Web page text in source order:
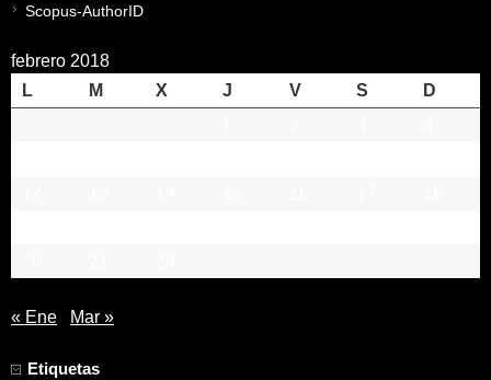
Scopus-AuthorID
febrero 2018
L
M X J V S
D
« Ene Mar »
Etiquetas